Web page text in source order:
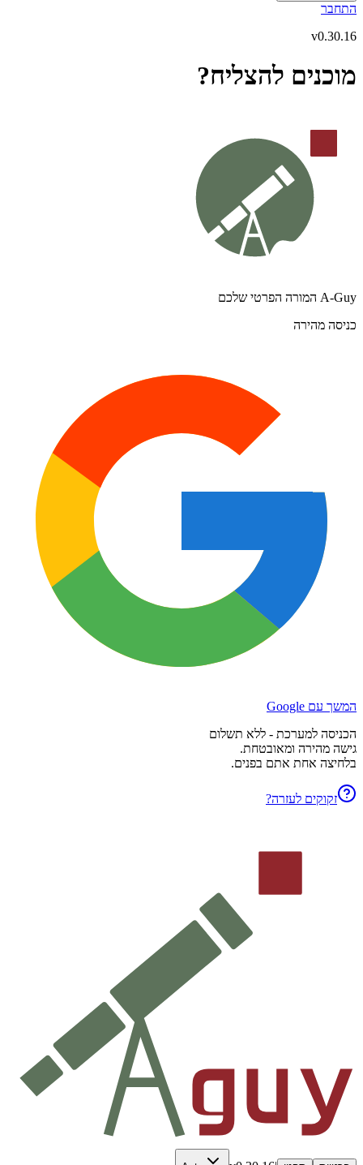
התחבר
v0.30.16
מוכנים להצליח?
A-Guy המורה הפרטי שלכם
כניסה מהירה
המשך עם Google
הכניסה למערכת - ללא תשלום
גישה מהירה ומאובטחת.
בלחיצה אחת אתם בפנים.
זקוקים לעזרה?